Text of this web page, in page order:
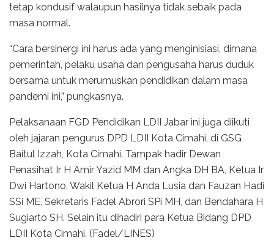
tetap kondusif walaupun hasilnya tidak sebaik pada
masa normal.
“Cara bersinergi ini harus ada yang menginisiasi, dimana
pemerintah, pelaku usaha dan pengusaha harus duduk
bersama untuk merumuskan pendidikan dalam masa
pandemi ini,” pungkasnya.
Pelaksanaan FGD Pendidikan LDII Jabar ini juga diikuti
oleh jajaran pengurus DPD LDII Kota Cimahi, di GSG
Baitul Izzah, Kota Cimahi. Tampak hadir Dewan
Penasihat Ir H Amir Yazid MM dan Angka DH BA, Ketua Ir
Dwi Hartono, Wakil Ketua H Anda Lusia dan Fauzan Hadi
SSi ME, Sekretaris Fadel Abrori SPi MH, dan Bendahara H
Sugiarto SH. Selain itu dihadiri para Ketua Bidang DPD
LDII Kota Cimahi. (Fadel/LINES)